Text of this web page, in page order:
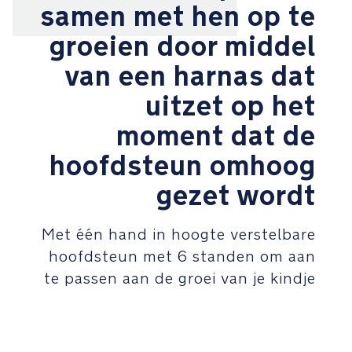
aanpasbaar
comfort
hoofdsteun
gemaakt
van
TENCEL™
lyocellvezelmix,
die
samen met hen op te
groeien door middel
van een harnas dat
uitzet op het
moment dat de
hoofdsteun omhoog
gezet wordt
Met één hand in hoogte verstelbare
hoofdsteun met 6 standen om aan
te passen aan de groei van je kindje